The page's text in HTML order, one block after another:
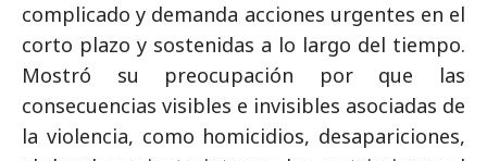
complicado y demanda acciones urgentes en el
corto plazo y sostenidas a lo largo del tiempo.
Mostró su preocupación por que las
consecuencias visibles e invisibles asociadas de
la violencia, como homicidios, desapariciones,